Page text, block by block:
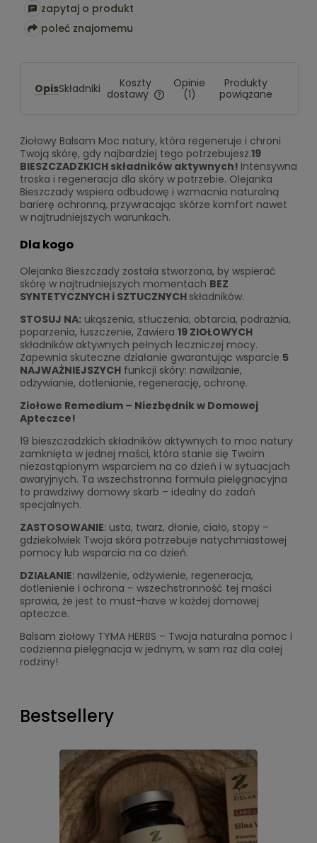
zapytaj o produkt
poleć znajomemu
OpisSkładniki
Koszty
dostawy
Opinie
(1)
Produkty
powiązane
Ziołowy Balsam Moc natury, która regeneruje i chroni
Twoją skórę, gdy najbardziej tego potrzebujesz.19
BIESZCZADZKICH składników aktywnych! Intensywna
troska i regeneracja dla skóry w potrzebie. Olejanka
Bieszczady wspiera odbudowę i wzmacnia naturalną
barierę ochronną, przywracając skórze komfort nawet
w najtrudniejszych warunkach.
Dla kogo
Olejanka Bieszczady została stworzona, by wspierać
skórę w najtrudniejszych momentach BEZ
SYNTETYCZNYCH i SZTUCZNYCH składników.
STOSUJ NA: ukąszenia, stłuczenia, obtarcia, podrażnia,
poparzenia, łuszczenie, Zawiera 19 ZIOŁOWYCH
składników aktywnych pełnych leczniczej mocy.
Zapewnia skuteczne działanie gwarantując wsparcie 5
NAJWAŻNIEJSZYCH funkcji skóry: nawilżanie,
odżywianie, dotlenianie, regenerację, ochronę.
Ziołowe Remedium – Niezbędnik w Domowej
Apteczce!
19 bieszczadzkich składników aktywnych to moc natury
zamknięta w jednej maści, która stanie się Twoim
niezastąpionym wsparciem na co dzień i w sytuacjach
awaryjnych. Ta wszechstronna formuła pielęgnacyjna
to prawdziwy domowy skarb – idealny do zadań
specjalnych.
ZASTOSOWANIE: usta, twarz, dłonie, ciało, stopy –
gdziekolwiek Twoja skóra potrzebuje natychmiastowej
pomocy lub wsparcia na co dzień.
DZIAŁANIE: nawilżenie, odżywienie, regeneracja,
dotlenienie i ochrona – wszechstronność tej maści
sprawia, że jest to must-have w każdej domowej
apteczce.
Balsam ziołowy TYMA HERBS – Twoja naturalna pomoc i
codzienna pielęgnacja w jednym, w sam raz dla całej
rodziny!
Bestsellery